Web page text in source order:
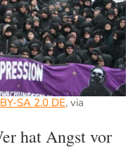
SA 2.0 DE, via
hat Angst vor